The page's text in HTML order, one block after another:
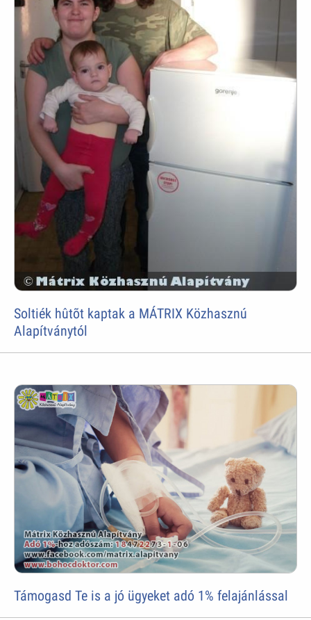
Soltiék hûtõt kaptak a MÁTRIX Közhasznú
Alapítványtól
Támogasd Te is a jó ügyeket adó 1% felajánlással